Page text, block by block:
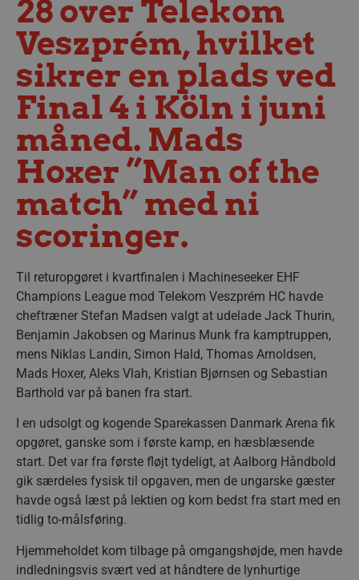
28 over Telekom
Veszprém, hvilket
sikrer en plads ved
Final 4 i Köln i juni
måned. Mads
Hoxer ”Man of the
match” med ni
scoringer.
Til returopgøret i kvartfinalen i Machineseeker EHF
Champions League mod Telekom Veszprém HC havde
cheftræner Stefan Madsen valgt at udelade Jack Thurin,
Benjamin Jakobsen og Marinus Munk fra kamptruppen,
mens Niklas Landin, Simon Hald, Thomas Arnoldsen,
Mads Hoxer, Aleks Vlah, Kristian Bjørnsen og Sebastian
Barthold var på banen fra start.
I en udsolgt og kogende Sparekassen Danmark Arena fik
opgøret, ganske som i første kamp, en hæsblæsende
start. Det var fra første fløjt tydeligt, at Aalborg Håndbold
gik særdeles fysisk til opgaven, men de ungarske gæster
havde også læst på lektien og kom bedst fra start med en
tidlig to-målsføring.
Hjemmeholdet kom tilbage på omgangshøjde, men havde
indledningsvis svært ved at håndtere de lynhurtige